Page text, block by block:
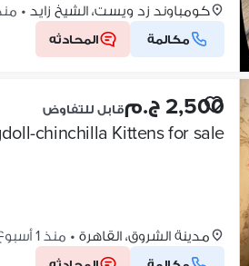
كومباوند زد ويست، الشيخ زايد • منذ 5
مكالمة المحادثه
2,500 ج.م قابل للتفاوض
chinchilla Kittens for sale
مدينة الشروق، القاهرة • منذ 1 أسبوع